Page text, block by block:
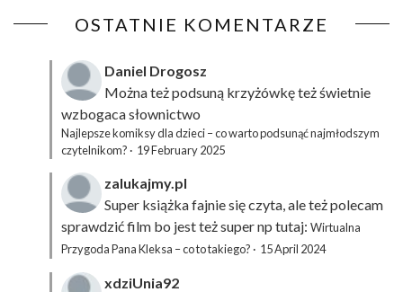
OSTATNIE KOMENTARZE
Daniel Drogosz
Można też podsuną krzyżówkęteż świetnie
wzbogaca słownictwo
Najlepsze komiksy dla dzieci – co warto podsunąć najmłodszym
czytelnikom? · 19 February 2025
zalukajmy.pl
Super książka fajnie się czyta, ale też polecam
sprawdzić film bo jest też super np tutaj: Wirtualna
Przygoda Pana Kleksa – co to takiego? · 15 April 2024
xdziUnia92